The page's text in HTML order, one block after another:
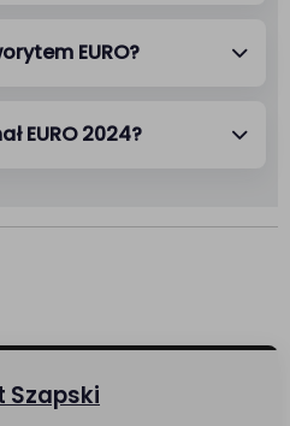
EURO?
EURO 2024?
Szapski